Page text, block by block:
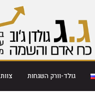
גולד-וורק השגחות צוות